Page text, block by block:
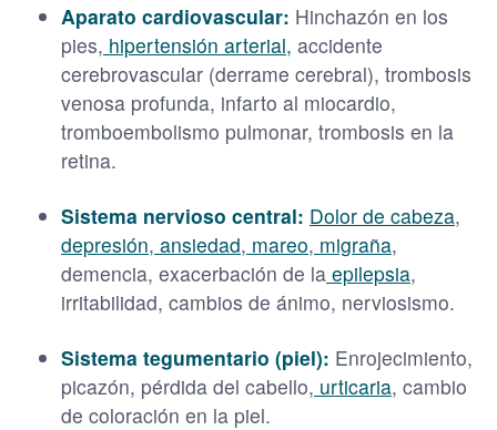
Aparato cardiovascular: Hinchazón en los
pies, hipertensión arterial, accidente
cerebrovascular (derrame cerebral), trombosis
venosa profunda, infarto al miocardio,
tromboembolismo pulmonar, trombosis en la
retina.
Sistema nervioso central: Dolor de cabeza,
depresión, ansiedad, mareo, migraña,
demencia, exacerbación de la epilepsia,
irritabilidad, cambios de ánimo, nerviosismo.
Sistema tegumentario (piel): Enrojecimiento,
picazón, pérdida del cabello, urticaria, cambio
de coloración en la piel.